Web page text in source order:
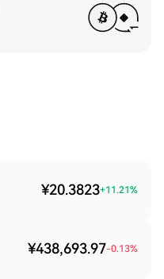
¥20.3823+11.21%
¥438,693.97-0.13%